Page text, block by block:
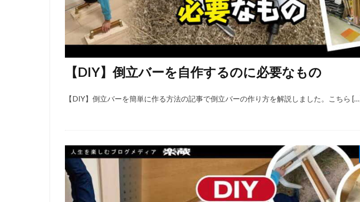
【DIY】倒立バーを自作するのに必要なもの
【DIY】倒立バーを簡単に作る方法の記事で倒立バーの作り方を解説しました。こちら